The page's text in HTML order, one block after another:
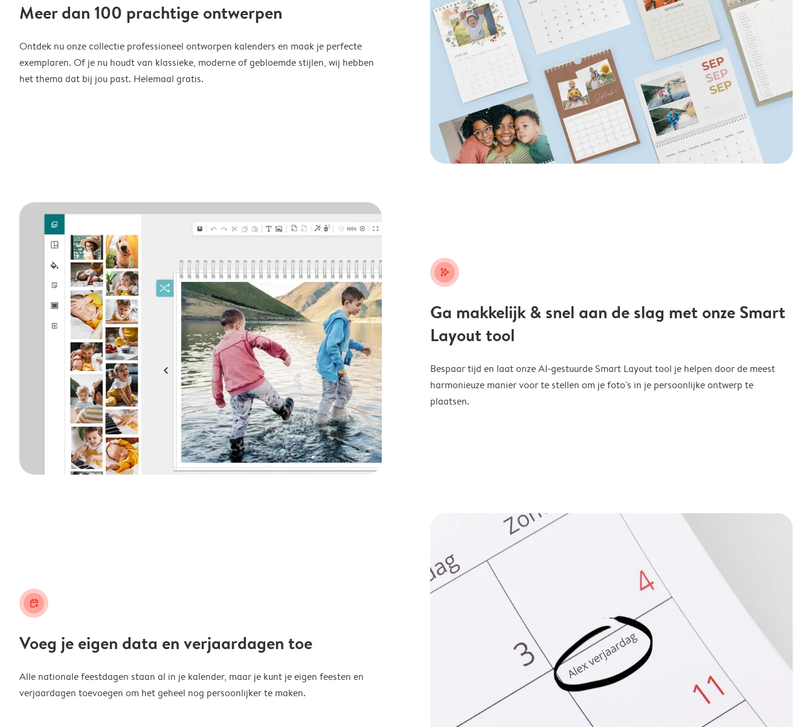
Meer dan 100 prachtige ontwerpen
Ontdek nu onze collectie professioneel ontworpen kalenders en maak je perfecte
exemplaren. Of je nu houdt van klassieke, moderne of gebloemde stijlen, wij hebben
het thema dat bij jou past. Helemaal gratis.
stars_plus
Ga makkelijk & snel aan de slag met onze Smart
Layout tool
Bespaar tijd en laat onze AI-gestuurde Smart Layout tool je helpen door de meest
harmonieuze manier voor te stellen om je foto's in je persoonlijke ontwerp te
plaatsen.
calendar_plus
Voeg je eigen data en verjaardagen toe
Alle nationale feestdagen staan al in je kalender, maar je kunt je eigen feesten en
verjaardagen toevoegen om het geheel nog persoonlijker te maken.